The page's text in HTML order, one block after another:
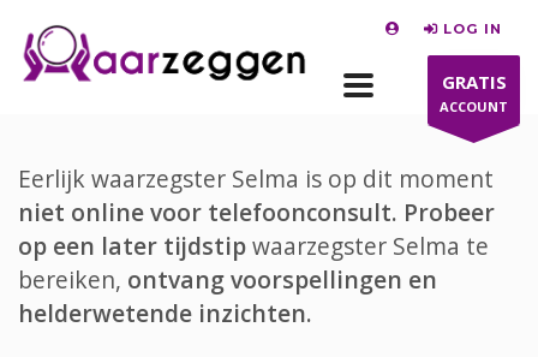
LOG IN
GRATIS
ACCOUNT
Eerlijk waarzegster Selma is op dit moment
niet online voor telefoonconsult. Probeer
op een later tijdstipwaarzegster Selma te
bereiken, ontvang voorspellingen en
helderwetende inzichten.